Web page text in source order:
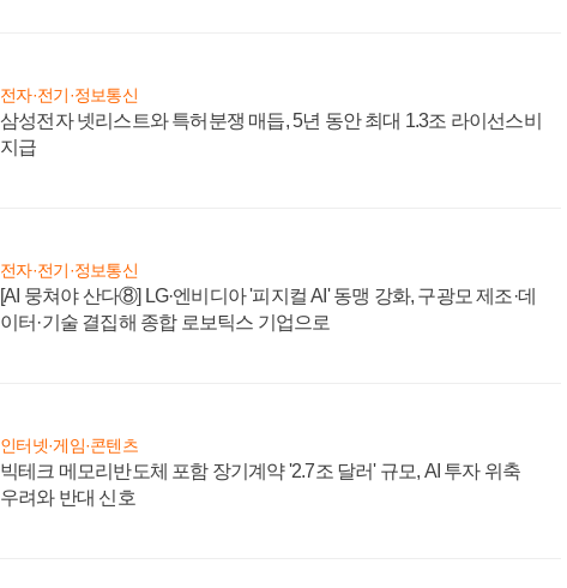
전자·전기·정보통신
삼성전자 넷리스트와 특허분쟁 매듭, 5년 동안 최대 1.3조 라이선스비
지급
전자·전기·정보통신
[AI 뭉쳐야 산다⑧] LG·엔비디아 '피지컬 AI' 동맹 강화, 구광모 제조·데
이터·기술 결집해 종합 로보틱스 기업으로
인터넷·게임·콘텐츠
빅테크 메모리반도체 포함 장기계약 '2.7조 달러' 규모, AI 투자 위축
우려와 반대 신호